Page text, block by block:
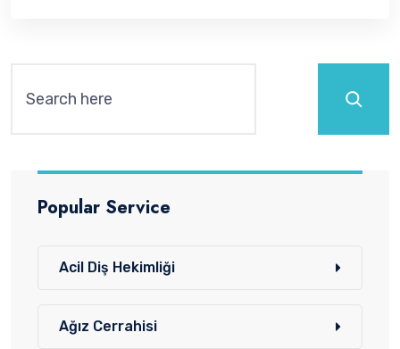
Popular Service
Acil Diş Hekimliği
Ağız Cerrahisi